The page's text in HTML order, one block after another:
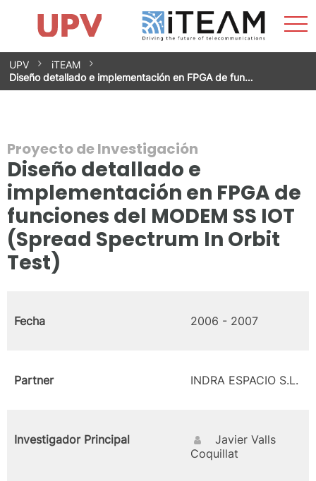
Saltar
contenido
Impacto
Grupos de investigación
Instalaciones
Spin-offs
Contacto
Prácticas
Noticias
Unidad de Igualdad
UPV
iTEAM
Diseño detallado e implementación en FPGA de fun…
Proyecto de Investigación
Diseño detallado e
implementación en FPGA de
funciones del MODEM SS IOT
(Spread Spectrum In Orbit
Test)
Fecha 2006 - 2007
Partner INDRA ESPACIO S.L.
Investigador Principal
Javier Valls
Coquillat